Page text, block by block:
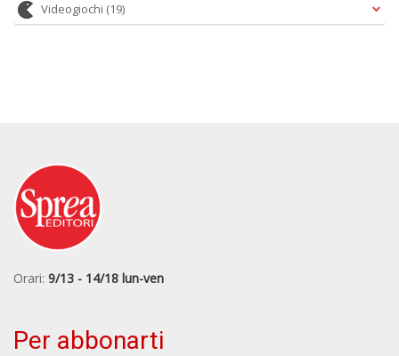
Videogiochi (19)
Orari: 9/13 - 14/18 lun-ven
Per abbonarti